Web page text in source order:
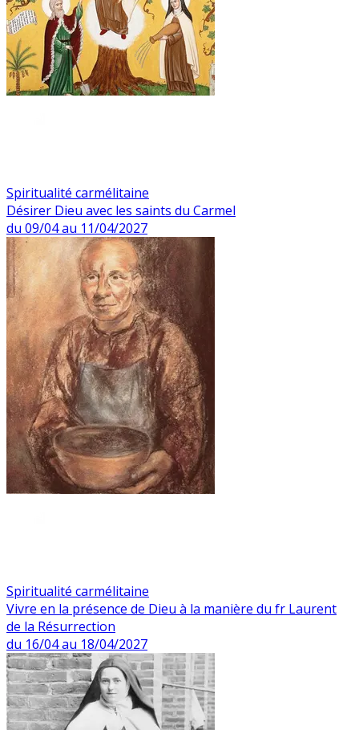
Spiritualité carmélitaine
Désirer Dieu avec les saints du Carmel
du 09/04 au 11/04/2027
Spiritualité carmélitaine
Vivre en la présence de Dieu à la manière du fr Laurent
de la Résurrection
du 16/04 au 18/04/2027